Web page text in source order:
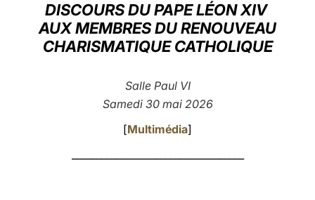
العربيّة
中文
DISCOURS DU PAPE LÉON XIV
AUX MEMBRES DU RENOUVEAU
CHARISMATIQUE CATHOLIQUE
Salle Paul VI
Samedi 30 mai 2026
[Multimédia]